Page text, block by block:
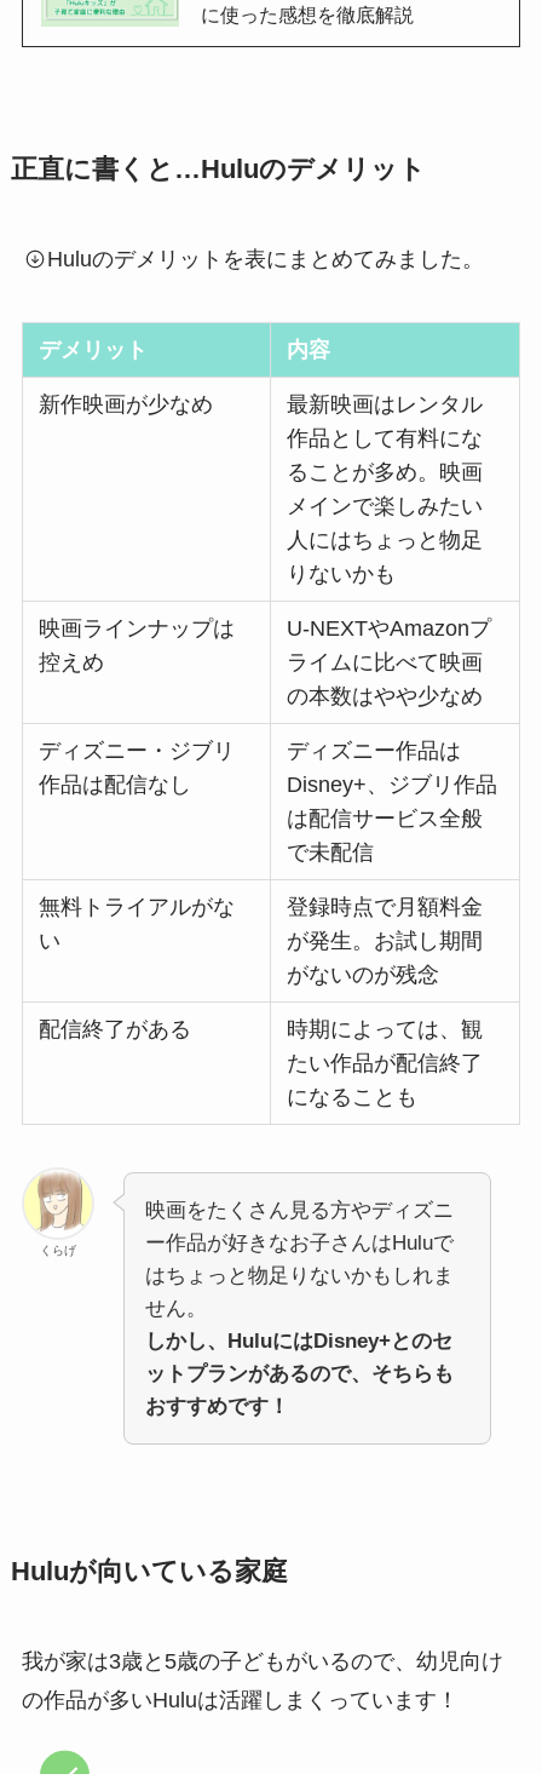
に使った感想を徹底解説
正直に書くと…Huluのデメリット
Huluのデメリットを表にまとめてみました。
デメリット 内容
新作映画が少なめ
最新映画はレンタル
作品として有料にな
ることが多め。映画
メインで楽しみたい
人にはちょっと物足
りないかも
映画ラインナップは
控えめ
U-NEXTやAmazonプ
ライムに比べて映画
の本数はやや少なめ
ディズニー・ジブリ
作品は配信なし
ディズニー作品は
Disney+、ジブリ作品
は配信サービス全般
で未配信
無料トライアルがな
い
登録時点で月額料金
が発生。お試し期間
がないのが残念
配信終了がある
時期によっては、観
たい作品が配信終了
になることも
くらげ
映画をたくさん見る方やディズニ
ー作品が好きなお子さんはHuluで
はちょっと物足りないかもしれま
せん。
しかし、HuluにはDisney+とのセ
ットプランがあるので、そちらも
おすすめです！
Huluが向いている家庭
我が家は3歳と5歳の子どもがいるので、幼児向け
の作品が多いHuluは活躍しまくっています！